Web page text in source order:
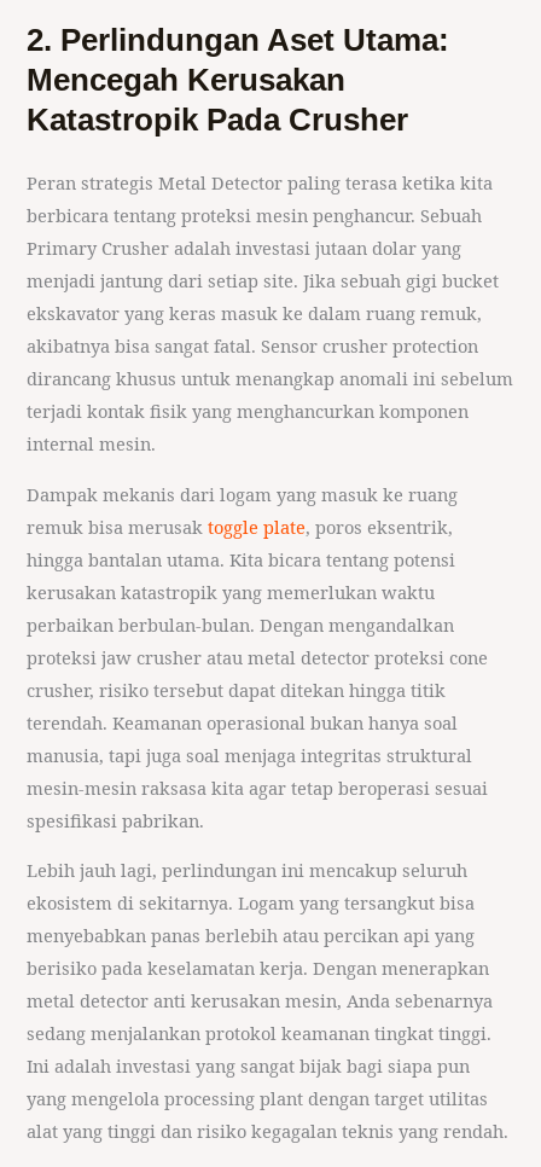
2. Perlindungan Aset Utama:
Mencegah Kerusakan
Katastropik Pada Crusher
Peran strategis Metal Detector paling terasa ketika kita
berbicara tentang proteksi mesin penghancur. Sebuah
Primary Crusher adalah investasi jutaan dolar yang
menjadi jantung dari setiap site. Jika sebuah gigi bucket
ekskavator yang keras masuk ke dalam ruang remuk,
akibatnya bisa sangat fatal. Sensor crusher protection
dirancang khusus untuk menangkap anomali ini sebelum
terjadi kontak fisik yang menghancurkan komponen
internal mesin.
Dampak mekanis dari logam yang masuk ke ruang
remuk bisa merusaktoggle plate, poros eksentrik,
hingga bantalan utama. Kita bicara tentang potensi
kerusakan katastropik yang memerlukan waktu
perbaikan berbulan-bulan. Dengan mengandalkan
proteksi jaw crusher atau metal detector proteksi cone
crusher, risiko tersebut dapat ditekan hingga titik
terendah. Keamanan operasional bukan hanya soal
manusia, tapi juga soal menjaga integritas struktural
mesin-mesin raksasa kita agar tetap beroperasi sesuai
spesifikasi pabrikan.
Lebih jauh lagi, perlindungan ini mencakup seluruh
ekosistem di sekitarnya. Logam yang tersangkut bisa
menyebabkan panas berlebih atau percikan api yang
berisiko pada keselamatan kerja. Dengan menerapkan
metal detector anti kerusakan mesin, Anda sebenarnya
sedang menjalankan protokol keamanan tingkat tinggi.
Ini adalah investasi yang sangat bijak bagi siapa pun
yang mengelola processing plant dengan target utilitas
alat yang tinggi dan risiko kegagalan teknis yang rendah.